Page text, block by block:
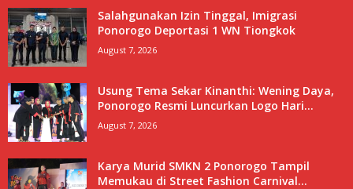
Salahgunakan Izin Tinggal, Imigrasi
Ponorogo Deportasi 1 WN Tiongkok
August 7, 2026
Usung Tema Sekar Kinanthi: Wening Daya,
Ponorogo Resmi Luncurkan Logo Hari...
August 7, 2026
Karya Murid SMKN 2 Ponorogo Tampil
Memukau di Street Fashion Carnival...